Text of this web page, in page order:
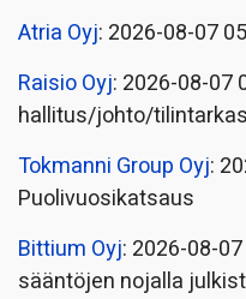
Atria Oyj: 2026-08-07
Raisio Oyj: 2026-08-07
hallitus/johto/
Tokmanni Group Oyj:
Puolivuosikatsaus
Bittium Oyj: 2026-08-
sääntöjen nojalla